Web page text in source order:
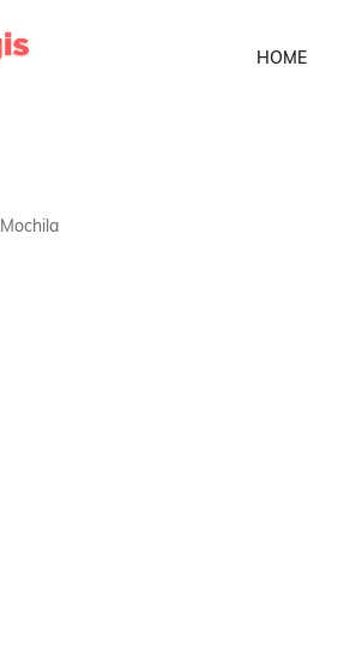
HOME
Mochila